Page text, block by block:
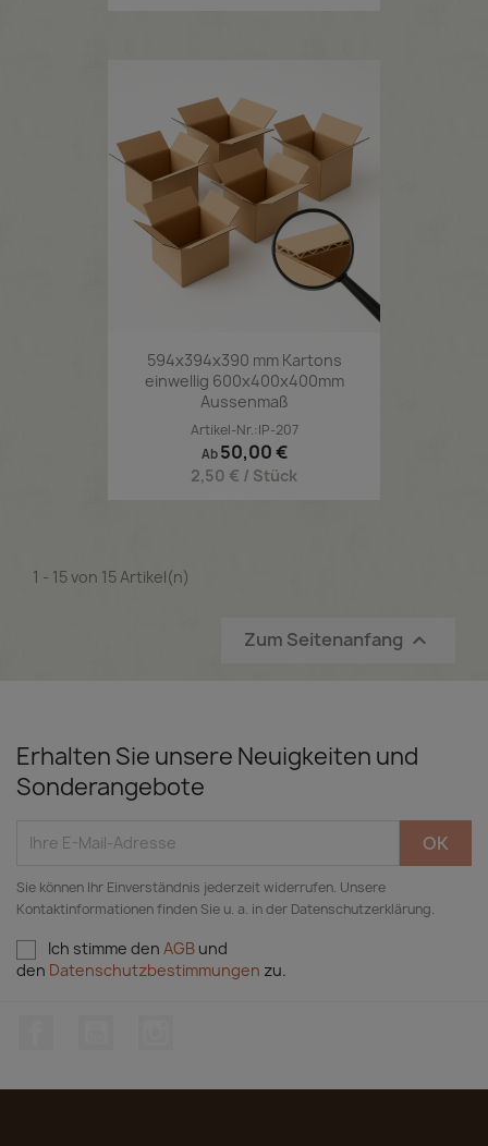
594x394x390 mm Kartons
einwellig 600x400x400mm
Aussenmaß
Artikel-Nr.:IP-207
Ab Preis
50,00 €
2,50 € / Stück
1 - 15 von 15 Artikel(n)
Zum Seitenanfang 
Erhalten Sie unsere Neuigkeiten und
Sonderangebote
Sie können Ihr Einverständnis jederzeit widerrufen. Unsere
Kontaktinformationen finden Sie u. a. in der Datenschutzerklärung.
Ich stimme den AGB und
den Datenschutzbestimmungen zu.